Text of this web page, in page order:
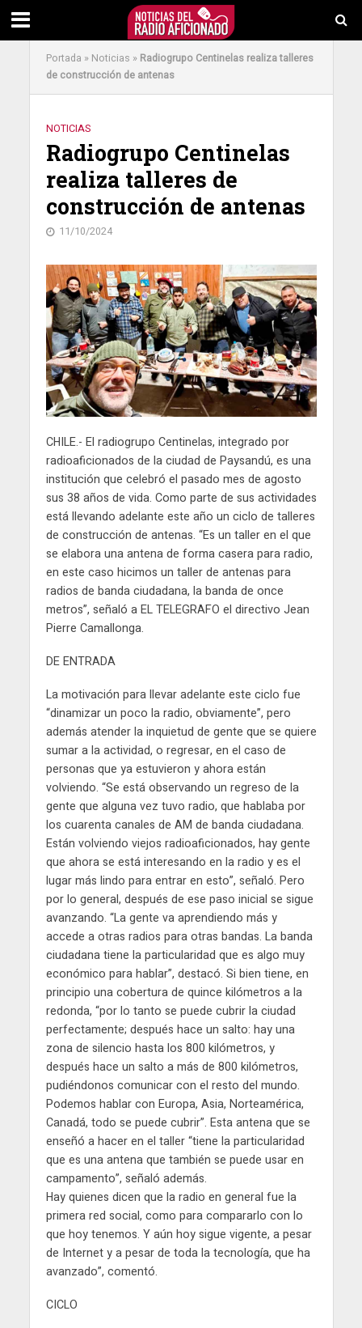
Portada » Noticias » Radiogrupo Centinelas realiza talleres
de construcción de antenas
NOTICIAS
Radiogrupo Centinelas
realiza talleres de
construcción de antenas
11/10/2024
CHILE.- El radiogrupo Centinelas, integrado por
radioaficionados de la ciudad de Paysandú, es una
institución que celebró el pasado mes de agosto
sus 38 años de vida. Como parte de sus actividades
está llevando adelante este año un ciclo de talleres
de construcción de antenas. “Es un taller en el que
se elabora una antena de forma casera para radio,
en este caso hicimos un taller de antenas para
radios de banda ciudadana, la banda de once
metros”, señaló a EL TELEGRAFO el directivo Jean
Pierre Camallonga.
DE ENTRADA
La motivación para llevar adelante este ciclo fue
“dinamizar un poco la radio, obviamente”, pero
además atender la inquietud de gente que se quiere
sumar a la actividad, o regresar, en el caso de
personas que ya estuvieron y ahora están
volviendo. “Se está observando un regreso de la
gente que alguna vez tuvo radio, que hablaba por
los cuarenta canales de AM de banda ciudadana.
Están volviendo viejos radioaficionados, hay gente
que ahora se está interesando en la radio y es el
lugar más lindo para entrar en esto”, señaló. Pero
por lo general, después de ese paso inicial se sigue
avanzando. “La gente va aprendiendo más y
accede a otras radios para otras bandas. La banda
ciudadana tiene la particularidad que es algo muy
económico para hablar”, destacó. Si bien tiene, en
principio una cobertura de quince kilómetros a la
redonda, “por lo tanto se puede cubrir la ciudad
perfectamente; después hace un salto: hay una
zona de silencio hasta los 800 kilómetros, y
después hace un salto a más de 800 kilómetros,
pudiéndonos comunicar con el resto del mundo.
Podemos hablar con Europa, Asia, Norteamérica,
Canadá, todo se puede cubrir”. Esta antena que se
enseñó a hacer en el taller “tiene la particularidad
que es una antena que también se puede usar en
campamento”, señaló además.
Hay quienes dicen que la radio en general fue la
primera red social, como para compararlo con lo
que hoy tenemos. Y aún hoy sigue vigente, a pesar
de Internet y a pesar de toda la tecnología, que ha
avanzado”, comentó.
CICLO